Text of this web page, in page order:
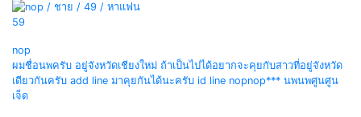
59
nop
ผมชื่อนพครับ อยู่จังหวัดเชียงใหม่ ถ้าเป็นไปได้อยากจะคุยกับสาวที่อยู่จังหวัด
เดียวกันครับ add line มาคุยกันได้นะครับ id line nopnop*** นพนพศูนศูน
เจ็ด